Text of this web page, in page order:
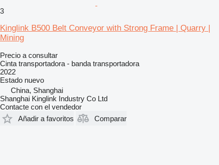
3
Kinglink B500 Belt Conveyor with Strong Frame | Quarry |
Mining
Precio a consultar
Cinta transportadora - banda transportadora
2022
Estado nuevo
China, Shanghai
Shanghai Kinglink Industry Co Ltd
Contacte con el vendedor
Añadir a favoritos
Comparar